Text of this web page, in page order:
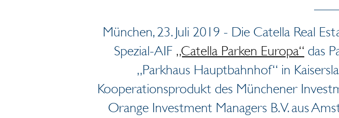
München, 23. Juli 2019 - Die Catella Real
Spezial-AIF „Catella Parken Europa“ das
„Parkhaus Hauptbahnhof“ in
Kooperationsprodukt des Münchener
Orange Investment Managers B.V. aus